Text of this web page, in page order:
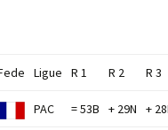
Ligue R 1 R 2 R 3
PAC = 53B + 29N +